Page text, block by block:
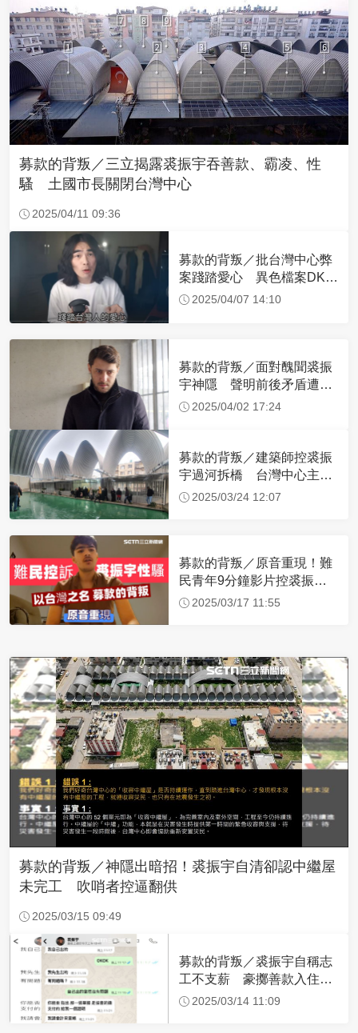
募款的背叛／三立揭露裘振宇吞善款、霸凌、性
騷 土國市長關閉台灣中心
2025/04/11 09:36
募款的背叛／批台灣中心弊
案踐踏愛心 異色檔案DK嗆
「裘振宇出來面對」
2025/04/07 14:10
募款的背叛／面對醜聞裘振
宇神隱 聲明前後矛盾遭學
生打臉無建築技能
2025/04/02 17:24
募款的背叛／建築師控裘振
宇過河拆橋 台灣中心主體
設計抄襲僅改屋頂
2025/03/24 12:07
募款的背叛／原音重現！難
民青年9分鐘影片控裘振宇
性騷觸摸特殊部位
2025/03/17 11:55
募款的背叛／神隱出暗招！裘振宇自清卻認中繼屋
未完工 吹哨者控逼翻供
2025/03/15 09:49
募款的背叛／裘振宇自稱志
工不支薪 豪擲善款入住5
星酒店、搭商務艙
2025/03/14 11:09